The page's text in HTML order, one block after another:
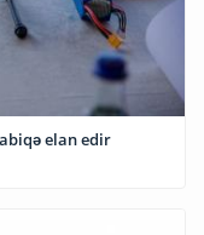
elan edir